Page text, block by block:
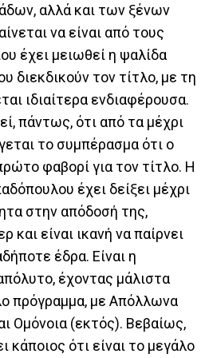
αλλά και των ξένων
να είναι από τους
έχει μειωθεί η ψαλίδα
διεκδικούν τον τίτλο, με τη
ιδιαίτερα ενδιαφέρουσα.
πάντως, ότι από τα μέχρι
το συμπέρασμα ότι ο
φαβορί για τον τίτλο. Η
έχει δείξει μέχρι
στην απόδοσή της,
και είναι ικανή να παίρνει
έδρα. Είναι η
έχοντας μάλιστα
πρόγραμμα, με Απόλλωνα
Ομόνοια (εκτός). Βεβαίως,
κάποιος ότι είναι το μεγάλο